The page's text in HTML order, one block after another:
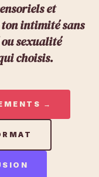
et
intimité sans
sexualité
choisis.
→